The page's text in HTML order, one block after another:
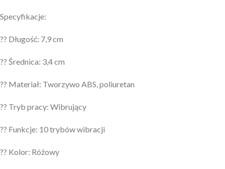
Specyfikacje:
?? Długość: 7,9 cm
?? Średnica: 3,4 cm
?? Materiał: Tworzywo ABS, poliuretan
?? Tryb pracy: Wibrujący
?? Funkcje: 10 trybów wibracji
?? Kolor: Różowy